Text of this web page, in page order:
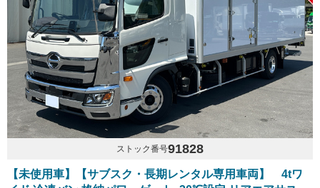
ストック番号91828
【未使用車】【サブスク・長期レンタル専用車両】 4tワ